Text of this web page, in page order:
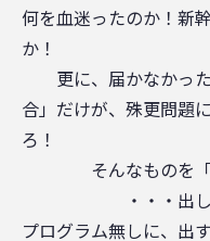
何を血迷ったのか！新
か！
更に、届かなかった
合」だけが、殊更問題
ろ！
そんなものを「出
・・・出したら
プログラム無しに、出